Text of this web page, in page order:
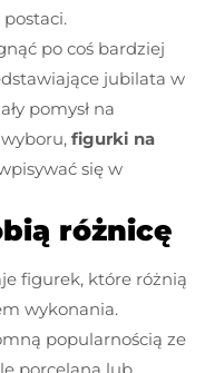
po coś bardziej
jubilata w
pomysł na
figurki na
się w
różnicę
figurek, które różnią
wykonania.
popularnością ze